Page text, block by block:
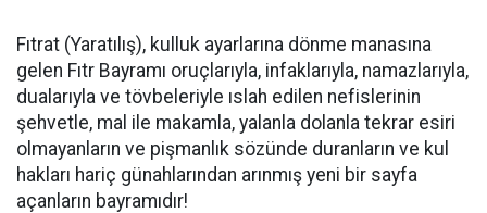
Fıtrat (Yaratılış), kulluk ayarlarına dönme manasına
gelen Fıtr Bayramı oruçlarıyla, infaklarıyla, namazlarıyla,
dualarıyla ve tövbeleriyle ıslah edilen nefislerinin
şehvetle, mal ile makamla, yalanla dolanla tekrar esiri
olmayanların ve pişmanlık sözünde duranların ve kul
hakları hariç günahlarından arınmış yeni bir sayfa
açanların bayramıdır!